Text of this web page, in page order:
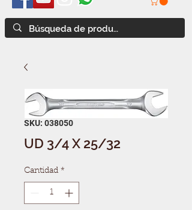
SKU: 038050
UD 3/4 X 25/32
Cantidad *